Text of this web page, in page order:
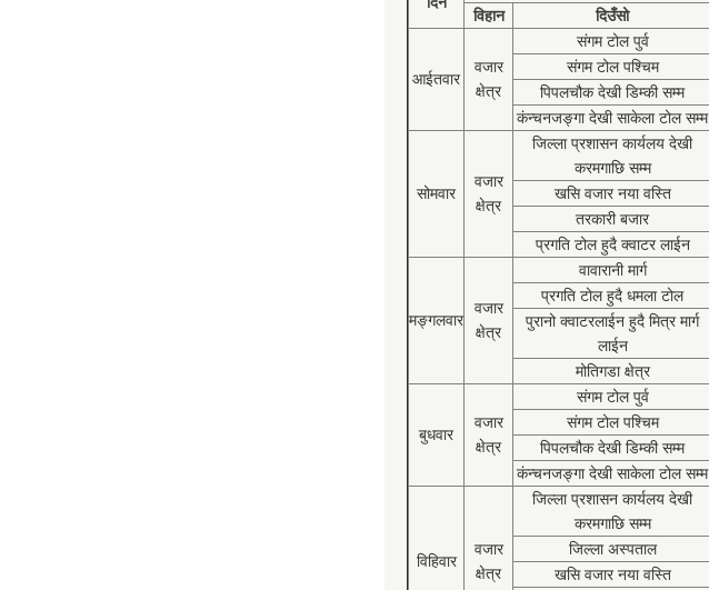
विहान
दिउँसो
आईतवार
वजार
क्षेत्र
संगम टोल पुर्व
संगम टोल पश्चिम
पिपलचौक देखी डिम्की सम्म
कंन्चनजङ्गा देखी साकेला टोल सम्म
सोमवार
वजार
क्षेत्र
जिल्ला प्रशासन कार्यलय देखी
करमगाछि सम्म
खसि वजार नया वस्ति
तरकारी बजार
प्रगति टोल हुदै क्वाटर लाईन
मङ्गलवार
वजार
क्षेत्र
वावारानी मार्ग
प्रगति टोल हुदै धमला टोल
पुरानो क्वाटरलाईन हुदै मित्र मार्ग
लाईन
मोतिगडा क्षेत्र
बुधवार
वजार
क्षेत्र
संगम टोल पुर्व
संगम टोल पश्चिम
पिपलचौक देखी डिम्की सम्म
कंन्चनजङ्गा देखी साकेला टोल सम्म
विहिवार
वजार
क्षेत्र
जिल्ला प्रशासन कार्यलय देखी
करमगाछि सम्म
जिल्ला अस्पताल
खसि वजार नया वस्ति